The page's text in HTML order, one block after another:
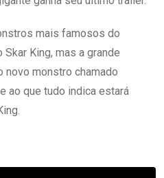
mais famosos do
King, mas a grande
monstro chamado
ao que tudo indica estará